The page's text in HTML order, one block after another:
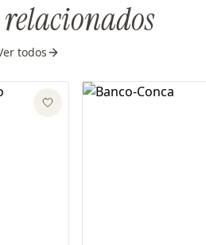
relacionados
todos